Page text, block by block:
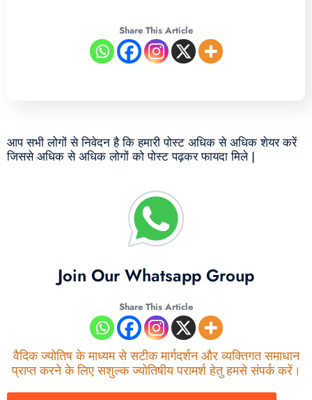
Share This Article
आप सभी लोगों से निवेदन है कि हमारी पोस्ट अधिक से अधिक शेयर करें
जिससे अधिक से अधिक लोगों को पोस्ट पढ़कर फायदा मिले |
Join Our Whatsapp Group
Share This Article
वैदिक ज्योतिष के माध्यम से सटीक मार्गदर्शन और व्यक्तिगत समाधान
प्राप्त करने के लिए सशुल्क ज्योतिषीय परामर्श हेतु हमसे संपर्क करें।